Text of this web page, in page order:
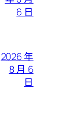
6 日
2026 年
8 月 6
日